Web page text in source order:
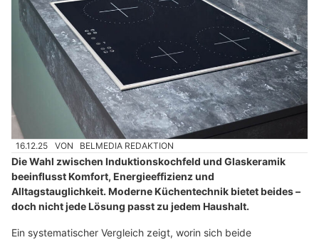
16.12.25 VON BELMEDIA REDAKTION
Die Wahl zwischen Induktionskochfeld und Glaskeramik
beeinflusst Komfort, Energieeffizienz und
Alltagstauglichkeit. Moderne Küchentechnik bietet beides –
doch nicht jede Lösung passt zu jedem Haushalt.
Ein systematischer Vergleich zeigt, worin sich beide